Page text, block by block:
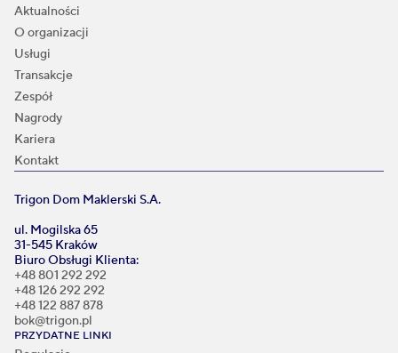
Aktualności
O organizacji
Usługi
Transakcje
Zespół
Nagrody
Kariera
Kontakt
Trigon Dom Maklerski S.A.
ul. Mogilska 65
31-545 Kraków
Biuro Obsługi Klienta:
+48 801 292 292
+48 126 292 292
+48 122 887 878
bok@trigon.pl
PRZYDATNE LINKI